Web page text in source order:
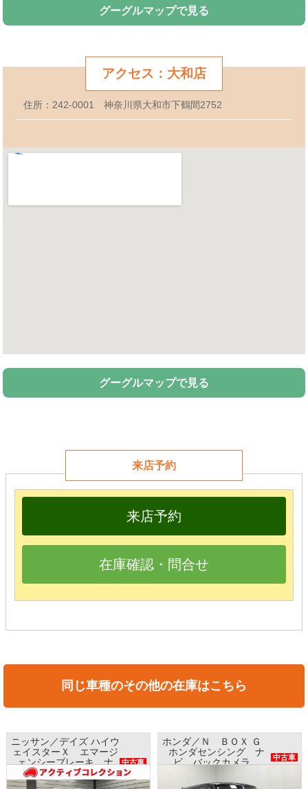
グーグルマップで見る
アクセス：大和店
住所：242-0001 神奈川県大和市下鶴間2752
グーグルマップで見る
来店予約
来店予約
在庫確認・問合せ
同じ車種のその他の在庫はこちら
ニッサン／デイズ ハイウ
ェイスターＸ エマージ
ェンシーブレーキ ナ
ビ アラウンドビューモ
ニター インテリキー
中古車
ホンダ／Ｎ ＢＯＸ Ｇ
ホンダセンシング ナ
ビ バックカメラ
中古車